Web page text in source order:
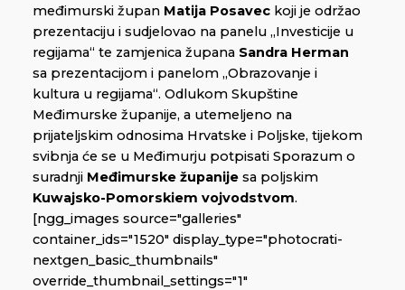
međimurski župan Matija Posavec koji je održao
prezentaciju i sudjelovao na panelu „Investicije u
regijama“ te zamjenica župana Sandra Herman
sa prezentacijom i panelom „Obrazovanje i
kultura u regijama“. Odlukom Skupštine
Međimurske županije, a utemeljeno na
prijateljskim odnosima Hrvatske i Poljske, tijekom
svibnja će se u Međimurju potpisati Sporazum o
suradnji Međimurske županije sa poljskim
Kuwajsko-Pomorskiem vojvodstvom.
[ngg_images source="galleries"
container_ids="1520" display_type="photocrati-
nextgen_basic_thumbnails"
override_thumbnail_settings="1"